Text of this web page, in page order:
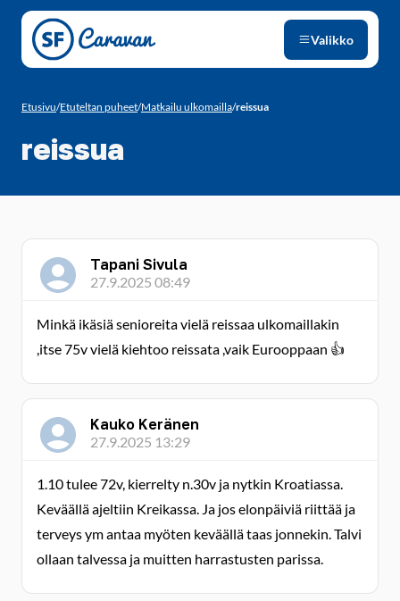
Siirry sivun sisältöön
Valikko
Etusivu/Etuteltan puheet/Matkailu ulkomailla/reissua
reissua
Tapani Sivula
27.9.2025 08:49
Minkä ikäsiä senioreita vielä reissaa ulkomaillakin
,itse 75v vielä kiehtoo reissata ,vaik Eurooppaan 👍
Kauko Keränen
27.9.2025 13:29
1.10 tulee 72v, kierrelty n.30v ja nytkin Kroatiassa.
Keväällä ajeltiin Kreikassa. Ja jos elonpäiviä riittää ja
terveys ym antaa myöten keväällä taas jonnekin. Talvi
ollaan talvessa ja muitten harrastusten parissa.